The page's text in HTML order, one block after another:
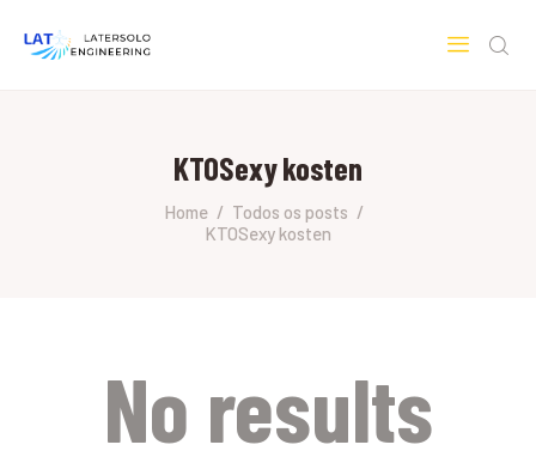
KTOSexy kosten
Home
Todos os posts
KTOSexy kosten
SOBRE A LATERSOLO
ENGINEERING
No results